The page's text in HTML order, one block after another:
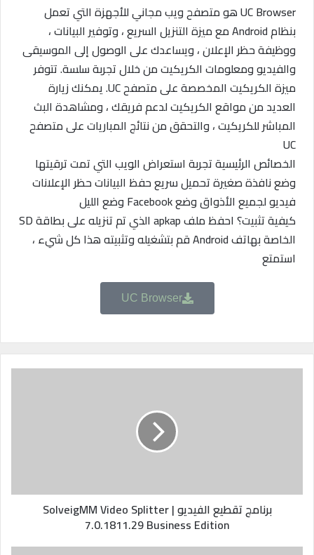
UC Browser هو متصفح ويب مجاني للأجهزة التي تعمل
بنظام Android مع ميزة التنزيل السريع ، وتوفير البيانات ،
ووظيفة حظر الإعلان ، ويساعدك على الوصول إلى الموسيقى
والفيديو ومعلومات الكريكيت من خلال تجربة سلسة. تتوفر
ميزة الكريكيت المخصصة على متصفح UC. يمكنك زيارة
العديد من مواقع الكريكيت لدعم فريقك ، ومشاهدة البث
المباشر للكريكيت ، والتحقق من نتائج المباريات على متصفح
UC
الخصائص الرئيسية تجربة استعراض الويب التي تمت ترقيتها
وضع نافذة صغيرة تحميل سريع حفظ البيانات حظر الإعلانات
فيديو لجميع الأذواق وضع Facebook وضع الليل
كيفية تثبيت؟ احفظ ملف apkap الذي تم تنزيله على بطاقة SD
الخاصة بهاتف Android قم بتشغيله وتثبيته هذا كل شيء ،
استمتع
UC Browser
برنامج تقطيع الفيديو | SolveigMM Video Splitter
7.0.1811.29 Business Edition